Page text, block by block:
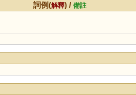
詞例(解釋) /備註